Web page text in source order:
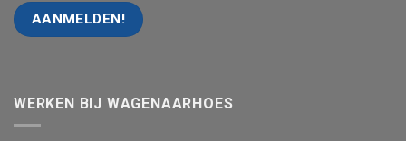
WERKEN BIJ WAGENAARHOES